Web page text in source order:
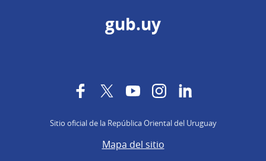
gub.uy
FacebookTwitterYouTubeInstagram
Sitio oficial de la República Oriental del Uruguay
Mapa del sitio